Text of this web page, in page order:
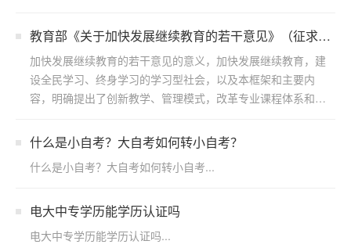
教育部《关于加快发展继续教育的若干意见》（征求意
见稿） 公开征求意见答记者问
加快发展继续教育的若干意见的意义，加快发展继续教育，建
设全民学习、终身学习的学习型社会，以及本框架和主要内
容，明确提出了创新教学、管理模式，改革专业课程体系和招
什么是小自考？大自考如何转小自考？
什么是小自考？大自考如何转小自考...
电大中专学历能学历认证吗
电大中专学历能学历认证吗...